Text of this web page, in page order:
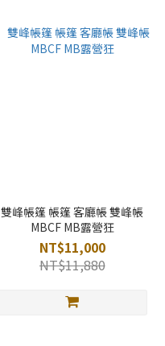
雙峰帳篷 帳篷 客廳帳 雙峰帳
MBCF MB露營狂
NT$11,000
NT$11,880